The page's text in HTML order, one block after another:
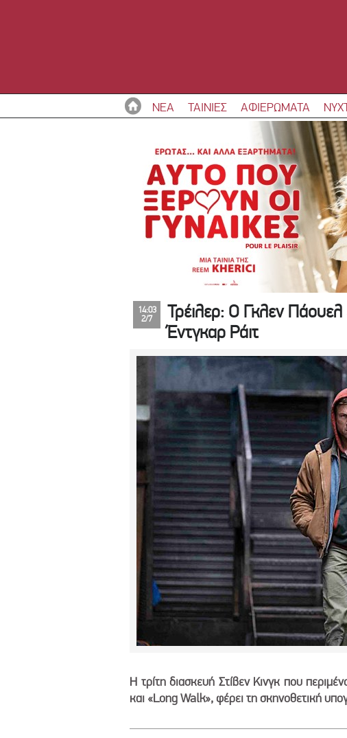
ΝΕΑ ΤΑΙΝΙΕΣ ΑΦΙΕΡΩΜΑΤΑ
14:03
2/7
Τρέιλερ: Ο Γκλεν Πάουελ
Έντγκαρ Ράιτ
Η τρίτη διασκευή Στίβεν Κινγκ που
και «Long Walk», φέρει τη σκηνοθετική